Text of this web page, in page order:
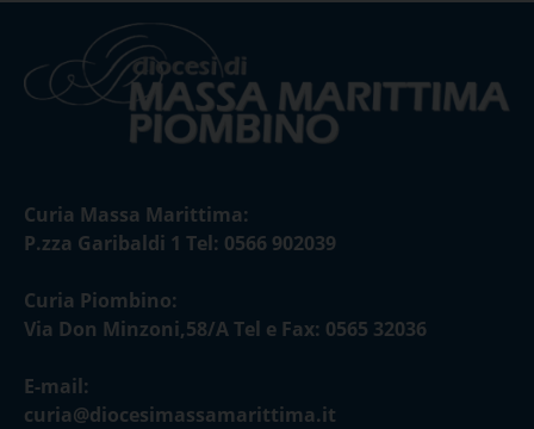
Curia Massa Marittima:
P.zza Garibaldi 1 Tel: 0566 902039
Curia Piombino:
Via Don Minzoni,58/A Tel e Fax: 0565 32036
E-mail:
curia@diocesimassamarittima.it